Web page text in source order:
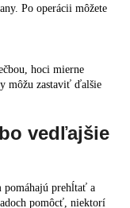
Po operácii môžete
hoci mierne
môžu zastaviť ďalšie
vedľajšie
pomáhajú prehĺtať a
pomôcť, niektorí